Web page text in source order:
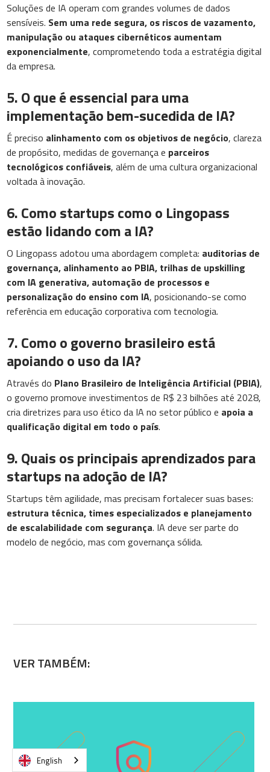
Soluções de IA operam com grandes volumes de dados
sensíveis. Sem uma rede segura, os riscos de vazamento,
manipulação ou ataques cibernéticos aumentam
exponencialmente, comprometendo toda a estratégia digital
da empresa.
5. O que é essencial para uma
implementação bem-sucedida de IA?
É preciso alinhamento com os objetivos de negócio, clareza
de propósito, medidas de governança e parceiros
tecnológicos confiáveis, além de uma cultura organizacional
voltada à inovação.
6. Como startups como o Lingopass
estão lidando com a IA?
O Lingopass adotou uma abordagem completa: auditorias de
governança, alinhamento ao PBIA, trilhas de upskilling
com IA generativa, automação de processos e
personalização do ensino com IA, posicionando-se como
referência em educação corporativa com tecnologia.
7. Como o governo brasileiro está
apoiando o uso da IA?
Através do Plano Brasileiro de Inteligência Artificial (PBIA),
o governo promove investimentos de R$ 23 bilhões até 2028,
cria diretrizes para uso ético da IA no setor público e apoia a
qualificação digital em todo o país.
9. Quais os principais aprendizados para
startups na adoção de IA?
Startups têm agilidade, mas precisam fortalecer suas bases:
estrutura técnica, times especializados e planejamento
de escalabilidade com segurança. IA deve ser parte do
modelo de negócio, mas com governança sólida.
VER TAMBÉM:
English